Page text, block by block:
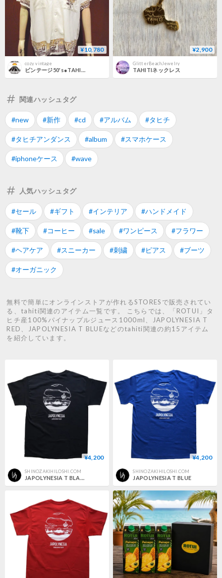
¥10,780
cozy vintage
¥2,900
GlitterBeachJewelry
TAHITIネックレス
関連ハッシュタグ
#new #新作 #cd #アルバム #タヒチ
#タヒチアンダンス #album #スマホケース
#iphoneケース #wave
人気ハッシュタグ
#セール #ギフト #インテリア #ハンドメイド
#靴下 #コーヒー #sale #ワンピース #フラワー
#ヘアケア #スニーカー #刺繍 #ピアス #ブーツ
#オーガニック
無料で簡単にオンラインストアが作れるSTORESで販売されてい
る、tahiti関連のアイテム一覧です。 こちらでは、「ROTUI」タ
ヒチ産100%パイナップルジュース1000ml、JAPOLYNESIA T
RED、JAPOLYNESIA T BLUEなどのtahiti関連の約15アイテム
を紹介しています。
¥4,200
SHINOZAKIHILOSHI.COM
JAPOLYNESIA T BLACK
¥4,200
SHINOZAKIHILOSHI.COM
JAPOLYNESIA T BLUE